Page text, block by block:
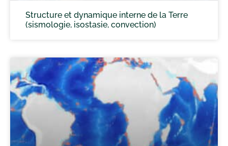
Structure et dynamique interne de la Terre
(sismologie, isostasie, convection)